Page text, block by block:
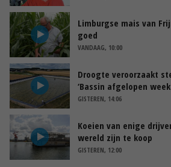
Limburgse mais van
goed
VANDAAG, 10:00
Droogte veroorzaakt
‘Bassin afgelopen
GISTEREN, 14:06
Koeien van enige
wereld zijn te koop
GISTEREN, 12:00